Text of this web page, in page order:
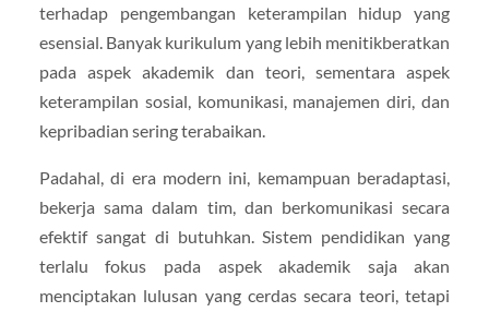
terhadap pengembangan keterampilan hidup yang
esensial. Banyak kurikulum yang lebih menitikberatkan
pada aspek akademik dan teori, sementara aspek
keterampilan sosial, komunikasi, manajemen diri, dan
kepribadian sering terabaikan.
Padahal, di era modern ini, kemampuan beradaptasi,
bekerja sama dalam tim, dan berkomunikasi secara
efektif sangat di butuhkan. Sistem pendidikan yang
terlalu fokus pada aspek akademik saja akan
menciptakan lulusan yang cerdas secara teori, tetapi